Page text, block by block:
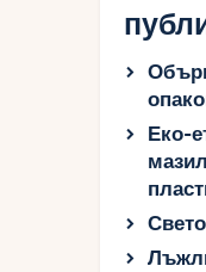
Еко-